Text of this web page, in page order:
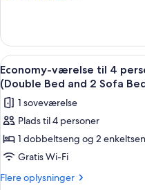
badeværelse
(Twin
Beds
and
Sofa
Bed)
til
personer
-
privat
badeværelse
(Twin
and
Sofa
Indlæs
alle
billeder
af
Economy-
værelse
til
4
7
Economy-værelse til 4
(Double Bed and 2 Sofa
1 soveværelse
Plads til 4 personer
1 dobbeltseng og 2
Gratis Wi-Fi
Flere oplysninger
Flere